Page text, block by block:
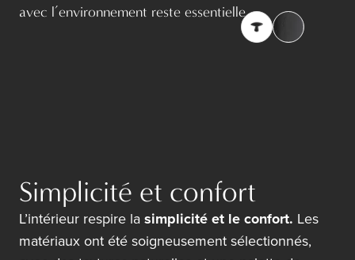
avec l’environnement reste essentielle.
Simplicité et confort
L’intérieur respire lasimplicité et le confort. Les
matériaux ont été soigneusement sélectionnés,